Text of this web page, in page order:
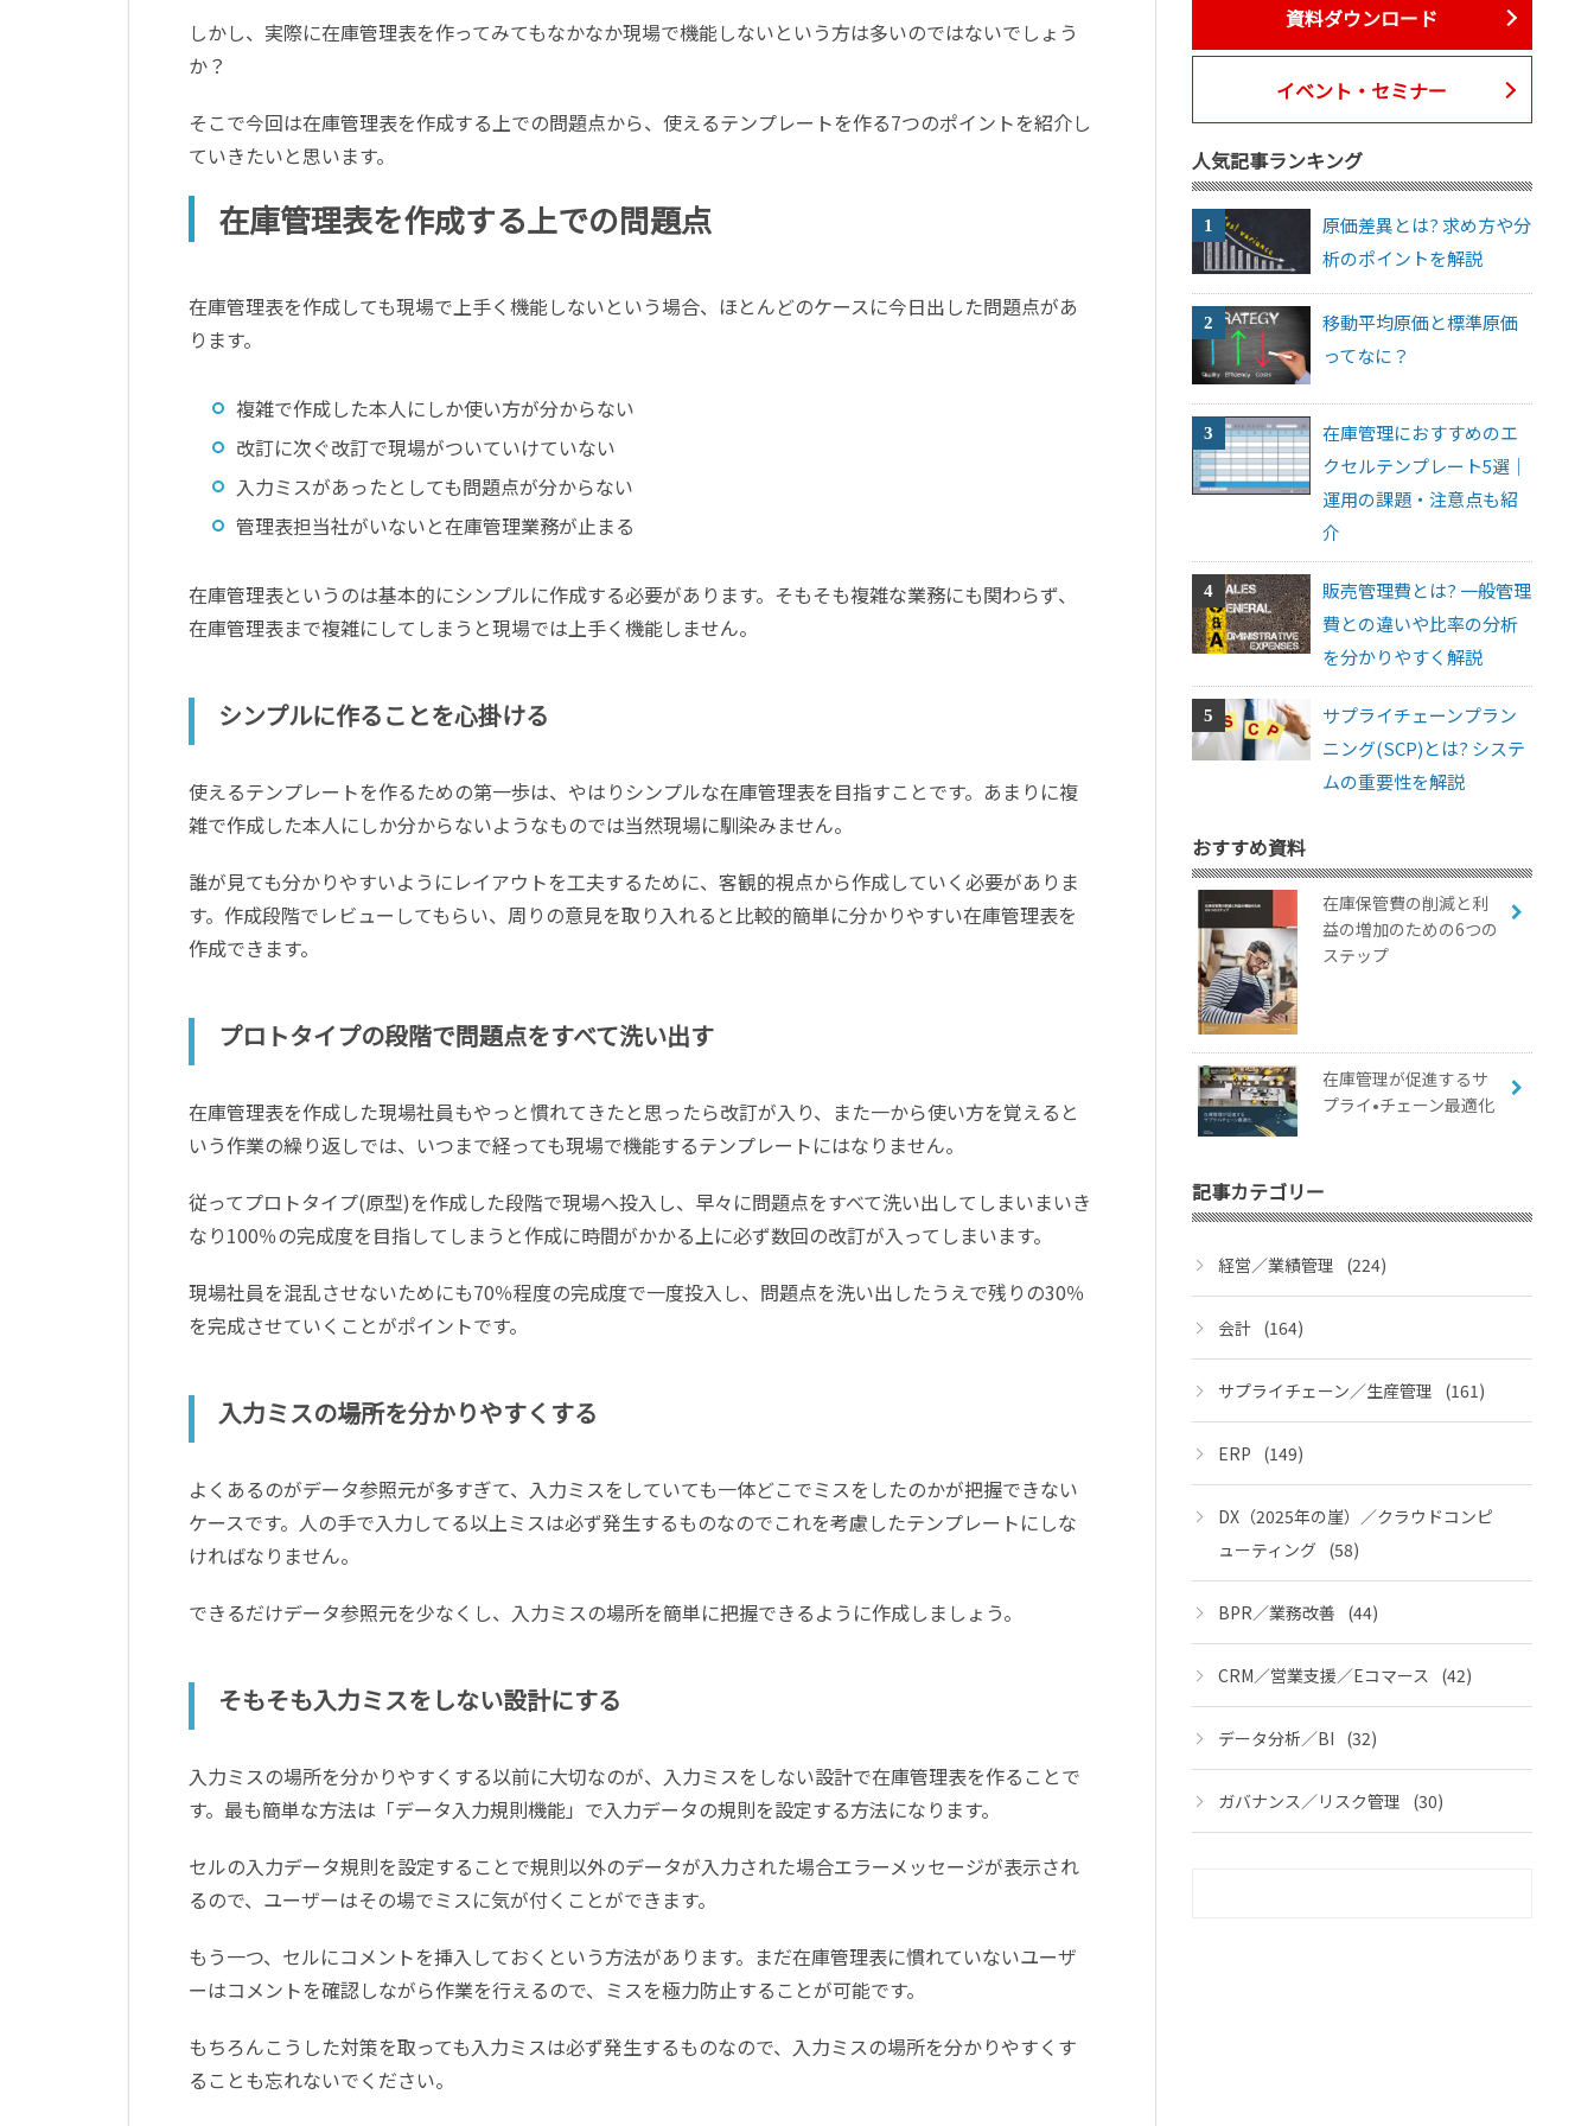
しかし、実際に在庫管理表を作ってみてもなかなか現場で機能しないという方は多いのではないでしょう
か？
そこで今回は在庫管理表を作成する上での問題点から、使えるテンプレートを作る7つのポイントを紹介し
ていきたいと思います。
在庫管理表を作成する上での問題点
在庫管理表を作成しても現場で上手く機能しないという場合、ほとんどのケースに今日出した問題点があ
ります。
複雑で作成した本人にしか使い方が分からない
改訂に次ぐ改訂で現場がついていけていない
入力ミスがあったとしても問題点が分からない
管理表担当社がいないと在庫管理業務が止まる
在庫管理表というのは基本的にシンプルに作成する必要があります。そもそも複雑な業務にも関わらず、
在庫管理表まで複雑にしてしまうと現場では上手く機能しません。
シンプルに作ることを心掛ける
使えるテンプレートを作るための第一歩は、やはりシンプルな在庫管理表を目指すことです。あまりに複
雑で作成した本人にしか分からないようなものでは当然現場に馴染みません。
誰が見ても分かりやすいようにレイアウトを工夫するために、客観的視点から作成していく必要がありま
す。作成段階でレビューしてもらい、周りの意見を取り入れると比較的簡単に分かりやすい在庫管理表を
作成できます。
プロトタイプの段階で問題点をすべて洗い出す
在庫管理表を作成した現場社員もやっと慣れてきたと思ったら改訂が入り、また一から使い方を覚えると
いう作業の繰り返しでは、いつまで経っても現場で機能するテンプレートにはなりません。
従ってプロトタイプ(原型)を作成した段階で現場へ投入し、早々に問題点をすべて洗い出してしまいまいき
なり100％の完成度を目指してしまうと作成に時間がかかる上に必ず数回の改訂が入ってしまいます。
現場社員を混乱させないためにも70％程度の完成度で一度投入し、問題点を洗い出したうえで残りの30％
を完成させていくことがポイントです。
入力ミスの場所を分かりやすくする
よくあるのがデータ参照元が多すぎて、入力ミスをしていても一体どこでミスをしたのかが把握できない
ケースです。人の手で入力してる以上ミスは必ず発生するものなのでこれを考慮したテンプレートにしな
ければなりません。
できるだけデータ参照元を少なくし、入力ミスの場所を簡単に把握できるように作成しましょう。
そもそも入力ミスをしない設計にする
入力ミスの場所を分かりやすくする以前に大切なのが、入力ミスをしない設計で在庫管理表を作ることで
す。最も簡単な方法は「データ入力規則機能」で入力データの規則を設定する方法になります。
セルの入力データ規則を設定することで規則以外のデータが入力された場合エラーメッセージが表示され
るので、ユーザーはその場でミスに気が付くことができます。
もう一つ、セルにコメントを挿入しておくという方法があります。まだ在庫管理表に慣れていないユーザ
ーはコメントを確認しながら作業を行えるので、ミスを極力防止することが可能です。
もちろんこうした対策を取っても入力ミスは必ず発生するものなので、入力ミスの場所を分かりやすくす
ることも忘れないでください。
資料ダウンロード
イベント・セミナー
人気記事ランキング
原価差異とは? 求め方や分
析のポイントを解説
移動平均原価と標準原価
ってなに？
在庫管理におすすめのエ
クセルテンプレート5選｜
運用の課題・注意点も紹
介
販売管理費とは? 一般管理
費との違いや比率の分析
を分かりやすく解説
サプライチェーンプラン
ニング(SCP)とは? システ
ムの重要性を解説
おすすめ資料
在庫保管費の削減と利
益の増加のための6つの
ステップ
在庫管理が促進するサ
プライ•チェーン最適化
記事カテゴリー
経営／業績管理 (224)
会計 (164)
サプライチェーン／生産管理 (161)
ERP (149)
DX（2025年の崖）／クラウドコンピ
ューティング (58)
BPR／業務改善 (44)
CRM／営業支援／Eコマース (42)
データ分析／BI (32)
ガバナンス／リスク管理 (30)